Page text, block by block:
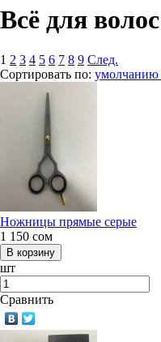
Всё для волос
1 2 3 4 5 6 7 8 9 След.
Сортировать по: умолчанию
Ножницы прямые серые
1 150 сом
шт
Сравнить